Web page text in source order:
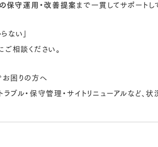
保守運用・改善提案まで一貫してサポートし
ない」
相談ください。
困りの方へ
ル・保守管理・サイトリニューアルなど、状